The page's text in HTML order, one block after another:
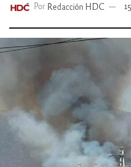
Por Redacción HDC